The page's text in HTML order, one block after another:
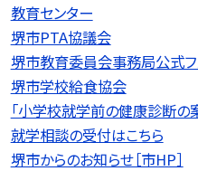
教育センター
堺市PTA協議会
堺市教育委員会事務局公式フ
堺市学校給食協会
「小学校就学前の健康診断の
就学相談の受付はこちら
堺市からのお知らせ［市HP］